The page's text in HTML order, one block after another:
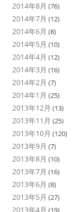
2014年8月 (76)
2014年7月 (12)
2014年6月 (8)
2014年5月 (10)
2014年4月 (12)
2014年3月 (16)
2014年2月 (7)
2014年1月 (25)
2013年12月 (13)
2013年11月 (25)
2013年10月 (120)
2013年9月 (7)
2013年8月 (10)
2013年7月 (16)
2013年6月 (8)
2013年5月 (27)
2013年4月 (19)